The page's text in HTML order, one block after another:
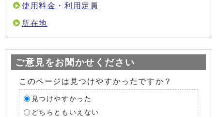
使用料金・利用定員
所在地
ご意見をお聞かせください
このページは見つけやすかったですか？
見つけやすかった
どちらともいえない